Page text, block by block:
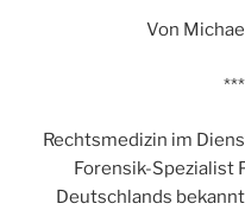
Von
Rechtsmedizin im
Forensik-Spezialist
Deutschlands